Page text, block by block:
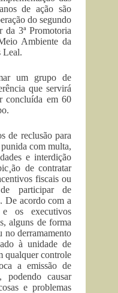
de ação são
do segundo
3ª Promotoria
Ambiente da
Leal.
um grupo de
que servirá
concluída em 60
de reclusão para
com multa,
e interdição
de contratar
fiscais ou
participar de
De acordo com a
os executivos
alguns de forma
no derramamento
à unidade de
qualquer controle
a emissão de
podendo causar
e problemas